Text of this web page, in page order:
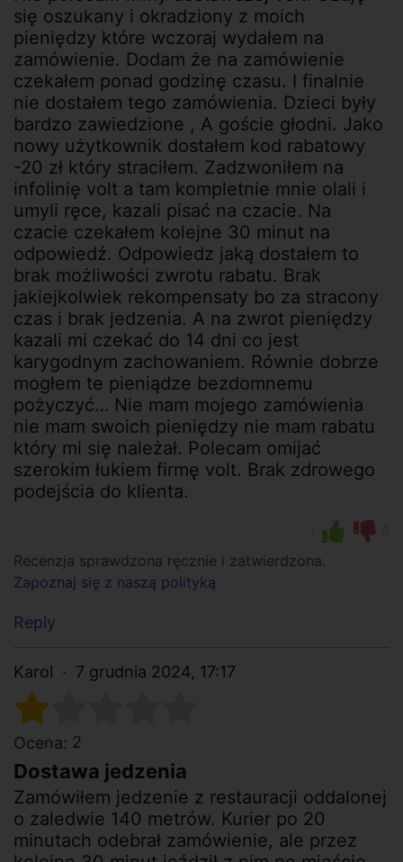
się oszukany i okradziony z moich
pieniędzy które wczoraj wydałem na
zamówienie. Dodam że na zamówienie
czekałem ponad godzinę czasu. I finalnie
nie dostałem tego zamówienia. Dzieci były
bardzo zawiedzione , A goście głodni. Jako
nowy użytkownik dostałem kod rabatowy
-20 zł który straciłem. Zadzwoniłem na
infolinię volt a tam kompletnie mnie olali i
umyli ręce, kazali pisać na czacie. Na
czacie czekałem kolejne 30 minut na
odpowiedź. Odpowiedz jaką dostałem to
brak możliwości zwrotu rabatu. Brak
jakiejkolwiek rekompensaty bo za stracony
czas i brak jedzenia. A na zwrot pieniędzy
kazali mi czekać do 14 dni co jest
karygodnym zachowaniem. Równie dobrze
mogłem te pieniądze bezdomnemu
pożyczyć… Nie mam mojego zamówienia
nie mam swoich pieniędzy nie mam rabatu
który mi się należał. Polecam omijać
szerokim łukiem firmę volt. Brak zdrowego
podejścia do klienta.
Recenzja sprawdzona ręcznie i zatwierdzona.
Zapoznaj się z naszą polityką
Reply
Karol 7 grudnia 2024, 17:17
Ocena: 2
Dostawa jedzenia
Zamówiłem jedzenie z restauracji oddalonej
o zaledwie 140 metrów. Kurier po 20
minutach odebrał zamówienie, ale przez